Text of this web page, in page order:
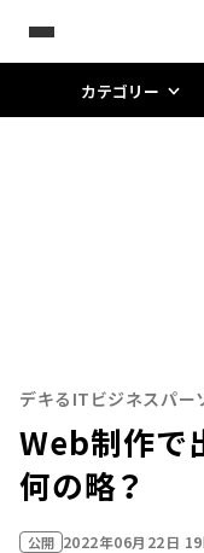
カテゴリー
デキるITビジネスパー
Web制作で
何の略？
公開 2022年06月22日